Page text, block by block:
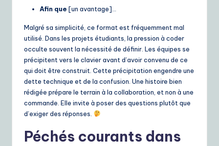
Afin que [un avantage]…
Malgré sa simplicité, ce format est fréquemment mal
utilisé. Dans les projets étudiants, la pression à coder
occulte souvent la nécessité de définir. Les équipes se
précipitent vers le clavier avant d’avoir convenu de ce
qui doit être construit. Cette précipitation engendre une
dette technique et de la confusion. Une histoire bien
rédigée prépare le terrain à la collaboration, et non à une
commande. Elle invite à poser des questions plutôt que
d’exiger des réponses.
Péchés courants dans